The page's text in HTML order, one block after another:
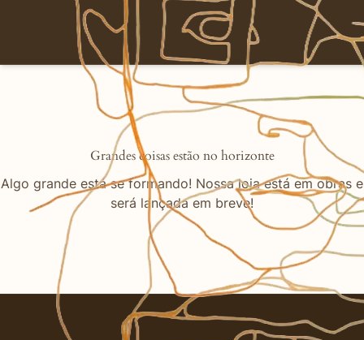
Grandes coisas estão no horizonte
Algo grande está se formando! Nossa loja está em obras e
será lançada em breve!